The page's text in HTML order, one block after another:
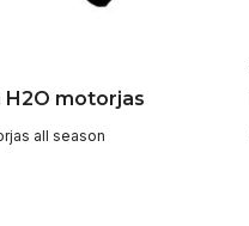
H2O motorjas
all season